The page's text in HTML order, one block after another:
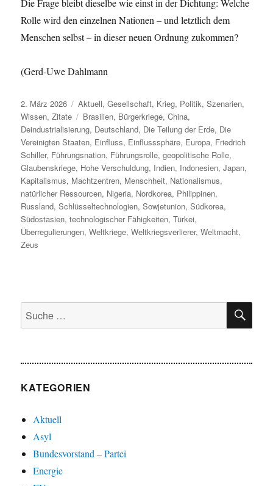
Die Frage bleibt dieselbe wie einst in der Dichtung: Welche
Rolle wird den einzelnen Nationen – und letztlich dem
Menschen selbst – in dieser neuen Ordnung zukommen?
(Gerd-Uwe Dahlmann
Veröffentlicht
am
2. März 2026 Kategorien
Aktuell,Gesellschaft, Krieg, Politik,Szenarien,
Wissen,Zitate Schlagwörter
Brasilien, Bürgerkriege,China,
Deindustrialisierung, Deutschland, Die Teilung der Erde, Die
Vereinigten Staaten, Einfluss, Einflusssphäre, Europa, Friedrich
Schiller, Führungsnation, Führungsrolle,geopolitische Rolle,
Glaubenskriege, Hohe Verschuldung, Indien, Indonesien,Japan,
Kapitalismus, Machtzentren, Menschheit, Nationalismus,
natürlicher Ressourcen, Nigeria, Nordkorea, Philippinen,
Russland,Schlüsseltechnologien,Sowjetunion,Südkorea,
Südostasien,technologischer Fähigkeiten,Türkei,
Überregulierungen,Weltkriege,Weltkriegsverlierer,Weltmacht,
Zeus
Suche
nach:
KATEGORIEN
Aktuell
Asyl
Bundesvorstand – Partei
Energie